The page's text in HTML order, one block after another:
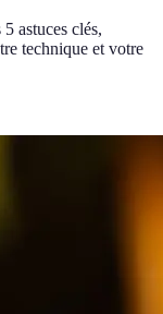
astuces clés,
technique et votre